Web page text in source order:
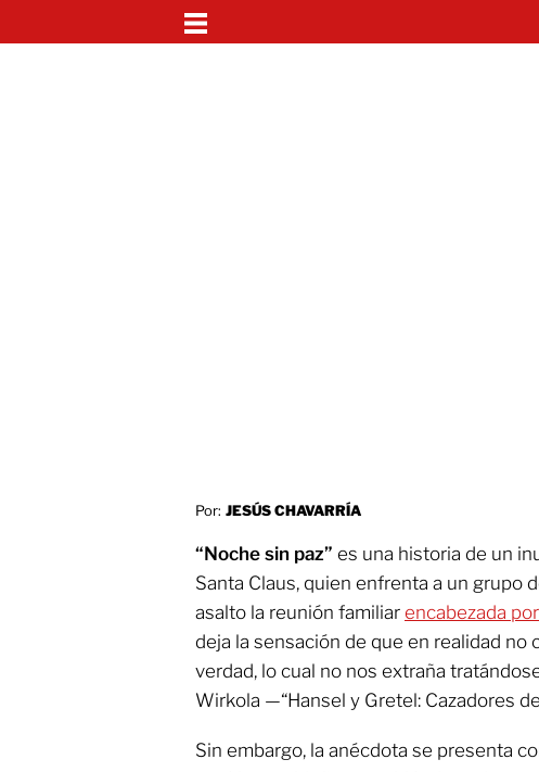
Por: JESÚS CHAVARRÍA
“Noche sin paz” es una historia de un
Santa Claus, quien enfrenta a un grupo
asalto la reunión familiar encabezada
deja la sensación de que en realidad no
verdad, lo cual no nos extraña
Wirkola —“Hansel y Gretel: Cazadores
Sin embargo, la anécdota se presenta